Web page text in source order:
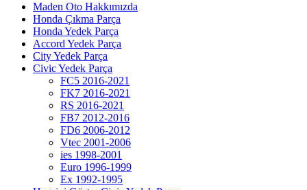
Maden Oto Hakkımızda
Honda Çıkma Parça
Honda Yedek Parça
Accord Yedek Parça
City Yedek Parça
Civic Yedek Parça
FC5 2016-2021
FK7 2016-2021
RS 2016-2021
FB7 2012-2016
FD6 2006-2012
Vtec 2001-2006
ies 1998-2001
Euro 1996-1999
Ex 1992-1995